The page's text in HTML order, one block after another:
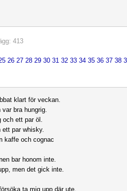
413
26 27 28 29 30 31 32 33 34 35 36 37 38
klart för veckan.
bra hungrig.
och ett par öl.
ett par whisky.
kaffe och cognac
bar honom inte.
men det gick inte.
ta mig upp där ute.